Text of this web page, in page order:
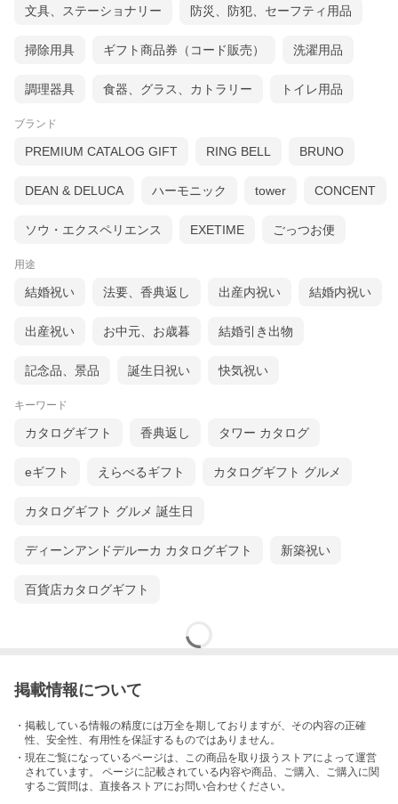
文具、ステーショナリー 防災、防犯、セーフティ用品
掃除用具 ギフト商品券（コード販売） 洗濯用品
調理器具 食器、グラス、カトラリー トイレ用品
ブランド
PREMIUM CATALOG GIFT RING BELL BRUNO
DEAN & DELUCA ハーモニック tower CONCENT
ソウ・エクスペリエンス EXETIME ごっつお便
用途
結婚祝い 法要、香典返し 出産内祝い 結婚内祝い
出産祝い お中元、お歳暮 結婚引き出物
記念品、景品 誕生日祝い 快気祝い
キーワード
カタログギフト 香典返し タワー カタログ
eギフト えらべるギフト カタログギフト グルメ
カタログギフト グルメ 誕生日
ディーンアンドデルーカ カタログギフト 新築祝い
百貨店カタログギフト
掲載情報について
・掲載している情報の精度には万全を期しておりますが、その内容の正確
性、安全性、有用性を保証するものではありません。
・現在ご覧になっているページは、この商品を取り扱うストアによって運営
されています。 ページに記載されている内容や商品、ご購入 、ご購入に関
するご質問は、直接各ストアにお問い合わせください。